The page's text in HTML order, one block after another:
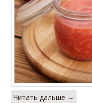
Читать дальше →